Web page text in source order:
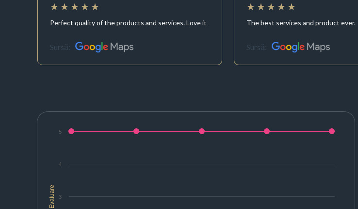
Perfect quality of the products and services. Love it
Sursă:
The best services and product ever.
Sursă:
Evaluare 3
4
5